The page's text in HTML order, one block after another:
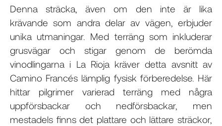
Denna sträcka, även om den inte är lika
krävande som andra delar av vägen, erbjuder
unika utmaningar. Med terräng som inkluderar
grusvägar och stigar genom de berömda
vinodlingarna i La Rioja kräver detta avsnitt av
Camino Francés lämplig fysisk förberedelse. Här
hittar pilgrimer varierad terräng med några
uppförsbackar och nedförsbackar, men
mestadels finns det plattare och lättare sträckor,